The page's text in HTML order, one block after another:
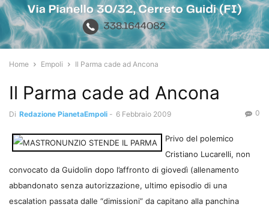
Home Empoli Il Parma cade ad Ancona
Il Parma cade ad Ancona
Di Redazione PianetaEmpoli - 6 Febbraio 2009 0
Privo del polemico
Cristiano Lucarelli, non
convocato da Guidolin dopo l’affronto di giovedì (allenamento
abbandonato senza autorizzazione, ultimo episodio di una
escalation passata dalle “dimissioni” da capitano alla panchina